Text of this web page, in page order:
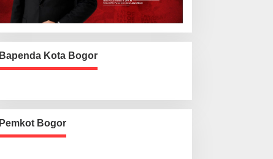
Bapenda Kota Bogor
Pemkot Bogor